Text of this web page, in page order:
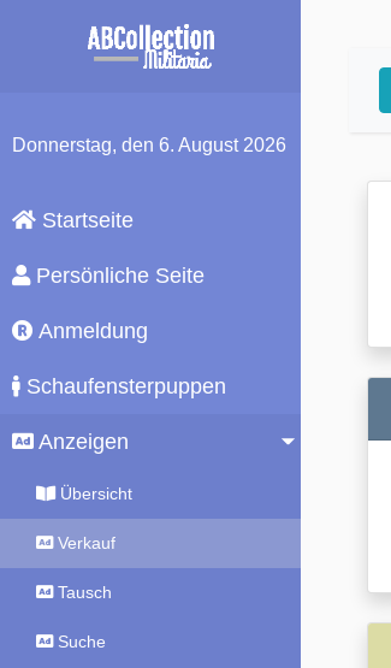
Donnerstag, den 6. August 2026
Startseite
Persönliche Seite
Anmeldung
Schaufensterpuppen
Anzeigen
Übersicht
Verkauf
Tausch
Suche